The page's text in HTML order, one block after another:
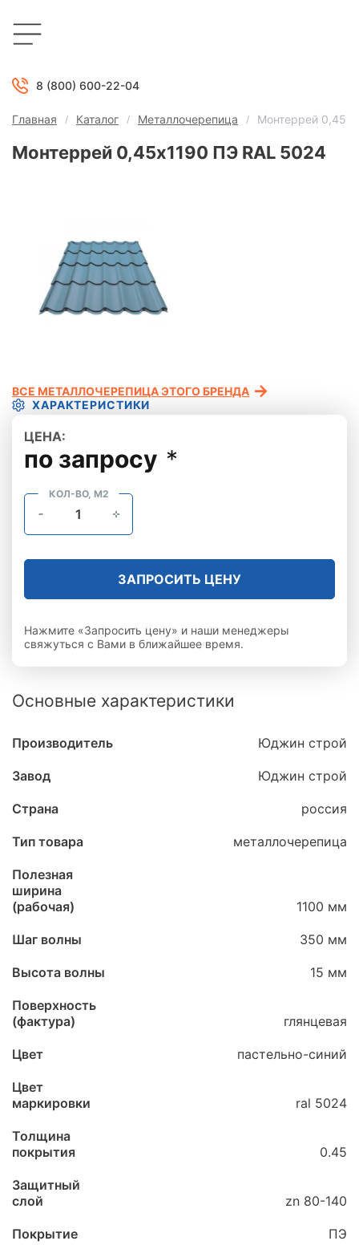
8 (800) 600-22-04
Главная Каталог Металлочерепица Монтеррей
Монтеррей 0,45х1190 ПЭ RAL 5024
ХАРАКТЕРИСТИКИ
ВСЕ МЕТАЛЛОЧЕРЕПИЦА ЭТОГО БРЕНДА
ЦЕНА:
по запросу *
КОЛ-ВО, М2
ЗАПРОСИТЬ ЦЕНУ
Нажмите «Запросить цену» и наши менеджеры
свяжуться с Вами в ближайшее время.
Основные характеристики
Производитель Юджин строй
Завод Юджин строй
Страна россия
Тип товара металлочерепица
Полезная
ширина
(рабочая)
1100 мм
Шаг волны 350 мм
Высота волны 15 мм
Поверхность
(фактура)
глянцевая
Цвет пастельно-синий
Цвет
маркировки
ral 5024
Толщина
покрытия
0.45
Защитный
слой
zn 80-140
Покрытие ПЭ